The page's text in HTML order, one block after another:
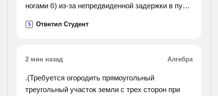
ногами б) из-за непредвиденной задержки в пути
воспоминания о родине часто рождали в нем
быстро пошел в дом
S Ответил Студент
2 мин назад Алгебра
.(Требуется огородить прямоугольный
треугольный участок земли с трех сторон при